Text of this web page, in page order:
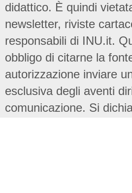
didattico. È quindi
newsletter, riviste
responsabili di INU.it.
obbligo di citarne la
autorizzazione inviare
esclusiva degli aventi
comunicazione. Si